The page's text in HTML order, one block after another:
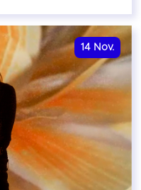
14 Nov.